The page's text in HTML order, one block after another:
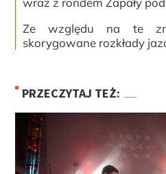
Ze względu na te
skorygowane rozkłady
PRZECZYTAJ TEŻ: